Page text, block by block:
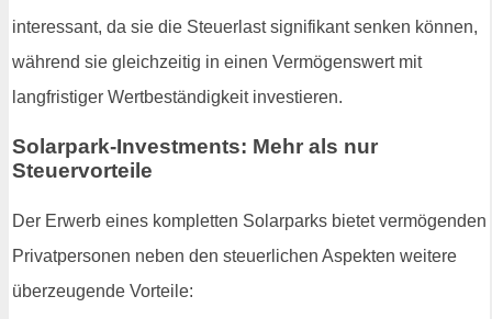
interessant, da sie die Steuerlast signifikant senken können,
während sie gleichzeitig in einen Vermögenswert mit
langfristiger Wertbeständigkeit investieren.
Solarpark-Investments: Mehr als nur
Steuervorteile
Der Erwerb eines kompletten Solarparks bietet vermögenden
Privatpersonen neben den steuerlichen Aspekten weitere
überzeugende Vorteile: